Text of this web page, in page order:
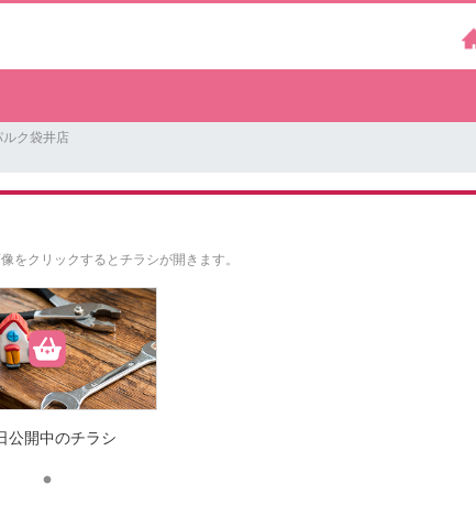
ルク袋井店
をクリックするとチラシが開きます。
公開中のチラシ